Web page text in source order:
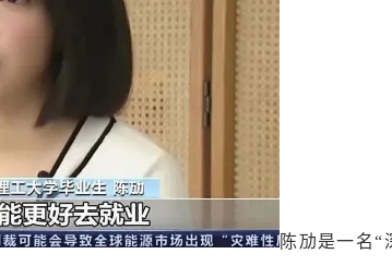
陈劢是一名“